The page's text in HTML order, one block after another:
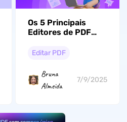
Os 5 Principais
Editores de PDF
Seus PDFs com
Editar PDF
Bruna
Almeida
7/9/2025